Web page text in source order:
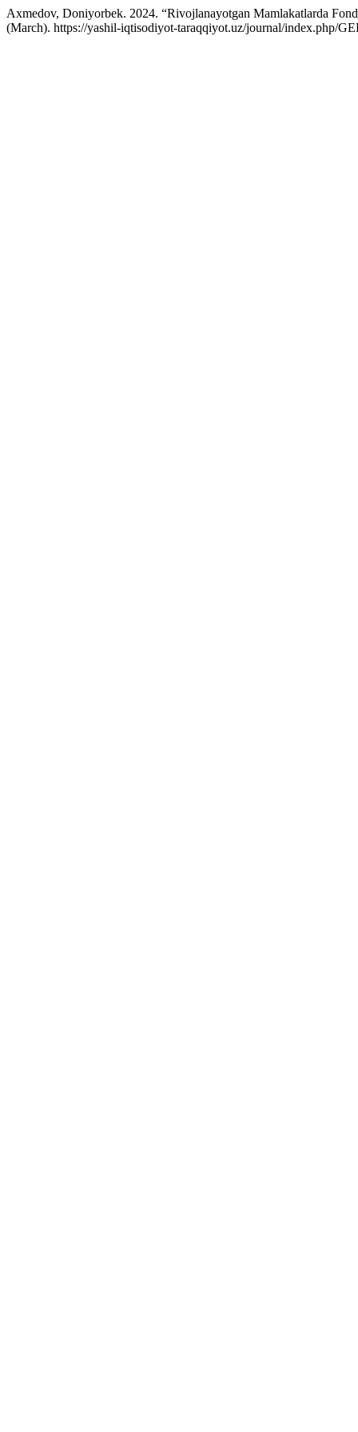
Axmedov, Doniyorbek. 2024. “Rivojlanayotgan Mamlakatlarda
(March). https://yashil-iqtisodiyot-taraqqiyot.uz/journal/index.php/